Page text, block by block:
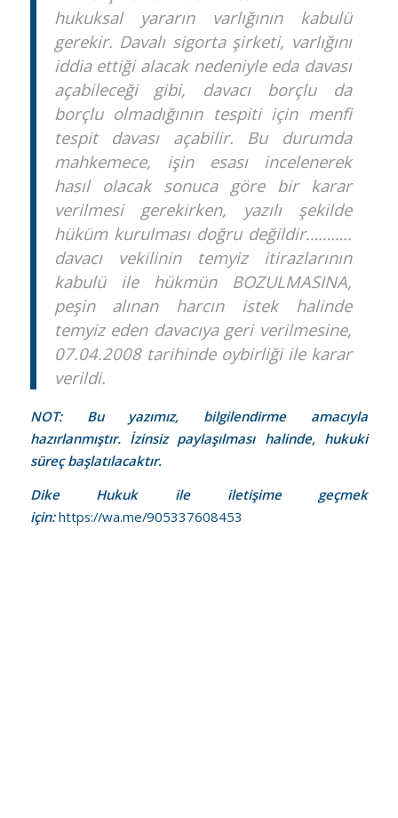
hukuksal yararın varlığının kabulü
gerekir. Davalı sigorta şirketi, varlığını
iddia ettiği alacak nedeniyle eda davası
açabileceği gibi, davacı borçlu da
borçlu olmadığının tespiti için menfi
tespit davası açabilir. Bu durumda
mahkemece, işin esası incelenerek
hasıl olacak sonuca göre bir karar
verilmesi gerekirken, yazılı şekilde
hüküm kurulması doğru değildir………..
davacı vekilinin temyiz itirazlarının
kabulü ile hükmün BOZULMASINA,
peşin alınan harcın istek halinde
temyiz eden davacıya geri verilmesine,
07.04.2008 tarihinde oybirliği ile karar
verildi.
NOT: Bu yazımız, bilgilendirme amacıyla
hazırlanmıştır. İzinsiz paylaşılması halinde, hukuki
süreç başlatılacaktır.
Dike Hukuk ile iletişime geçmek
için: https://wa.me/905337608453